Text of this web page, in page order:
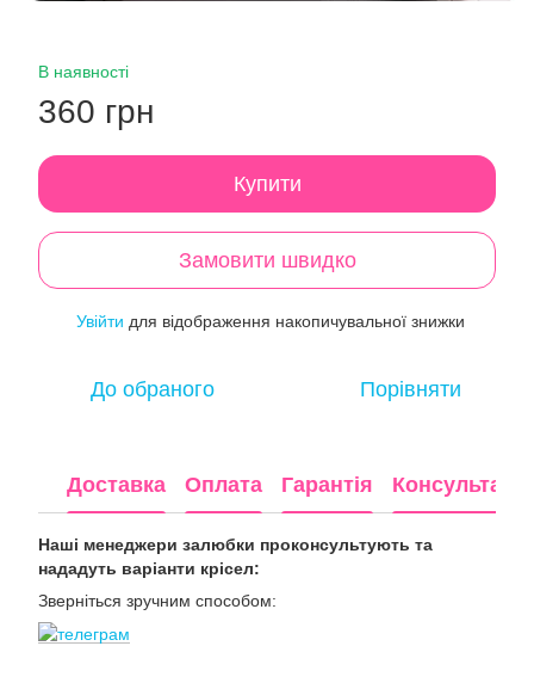
В наявності
360 грн
Купити
Замовити швидко
Увійти для відображення накопичувальної знижки
До обраного Порівняти
Доставка Оплата Гарантія Консультація
Наші менеджери залюбки проконсультують та
нададуть варіанти крісел:
Зверніться зручним способом: